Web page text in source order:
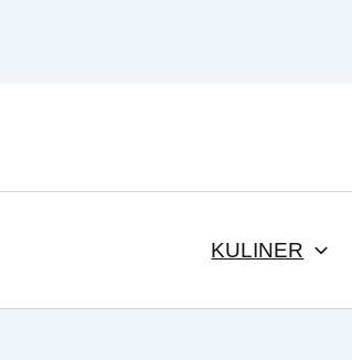
KULINER